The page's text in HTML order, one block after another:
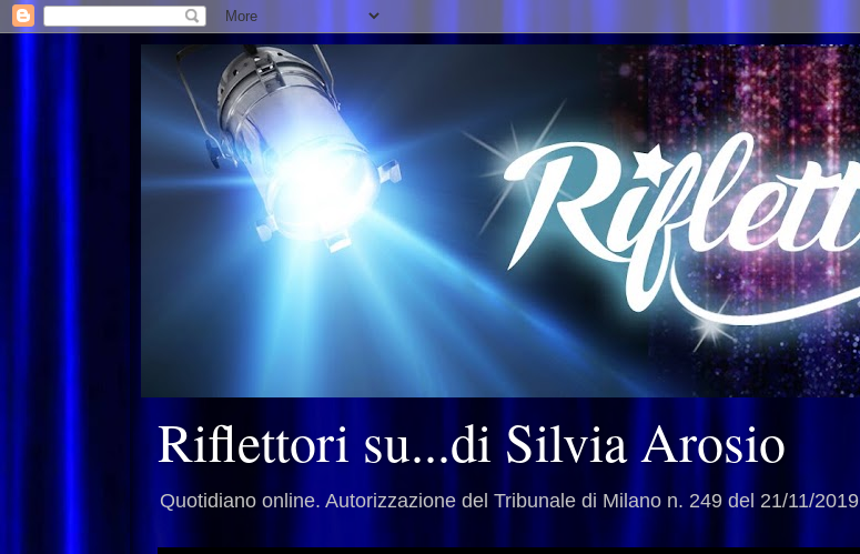
Riflettori su...di Silvia Arosio
Quotidiano online. Autorizzazione del Tribunale di Milano n. 249 del 21/11/2019